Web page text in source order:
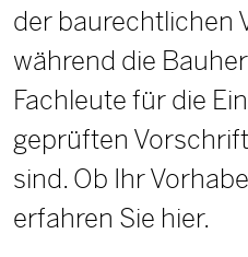
der baurechtlichen
während die
Fachleute für die
geprüften
sind. Ob Ihr
erfahren Sie hier.